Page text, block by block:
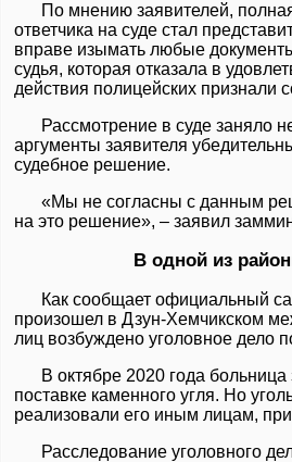
По мнению заявителей,
ответчика на суде стал
вправе изымать любые
судья, которая отказала в
действия полицейских признали
Рассмотрение в суде заняло
аргументы заявителя
судебное решение.
«Мы не согласны с данным
на это решение», – заявил
В одной из
Как сообщает официальный
произошел в Дзун-Хемчикском
лиц возбуждено уголовное дело
В октябре 2020 года
поставке каменного угля. Но
реализовали его иным лицам,
Расследование уголовного